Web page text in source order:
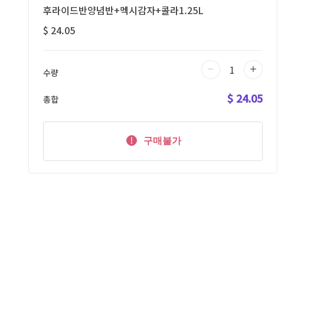
후라이드반양념반+멕시감자+콜라1.25L
$ 24.05
수량
총합 $ 24.05
구매불가